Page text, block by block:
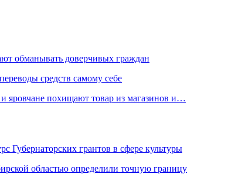
обманывать доверчивых граждан
средств самому себе
яровчане похищают товар из магазинов и…
Губернаторских грантов в сфере культуры
областью определили точную границу